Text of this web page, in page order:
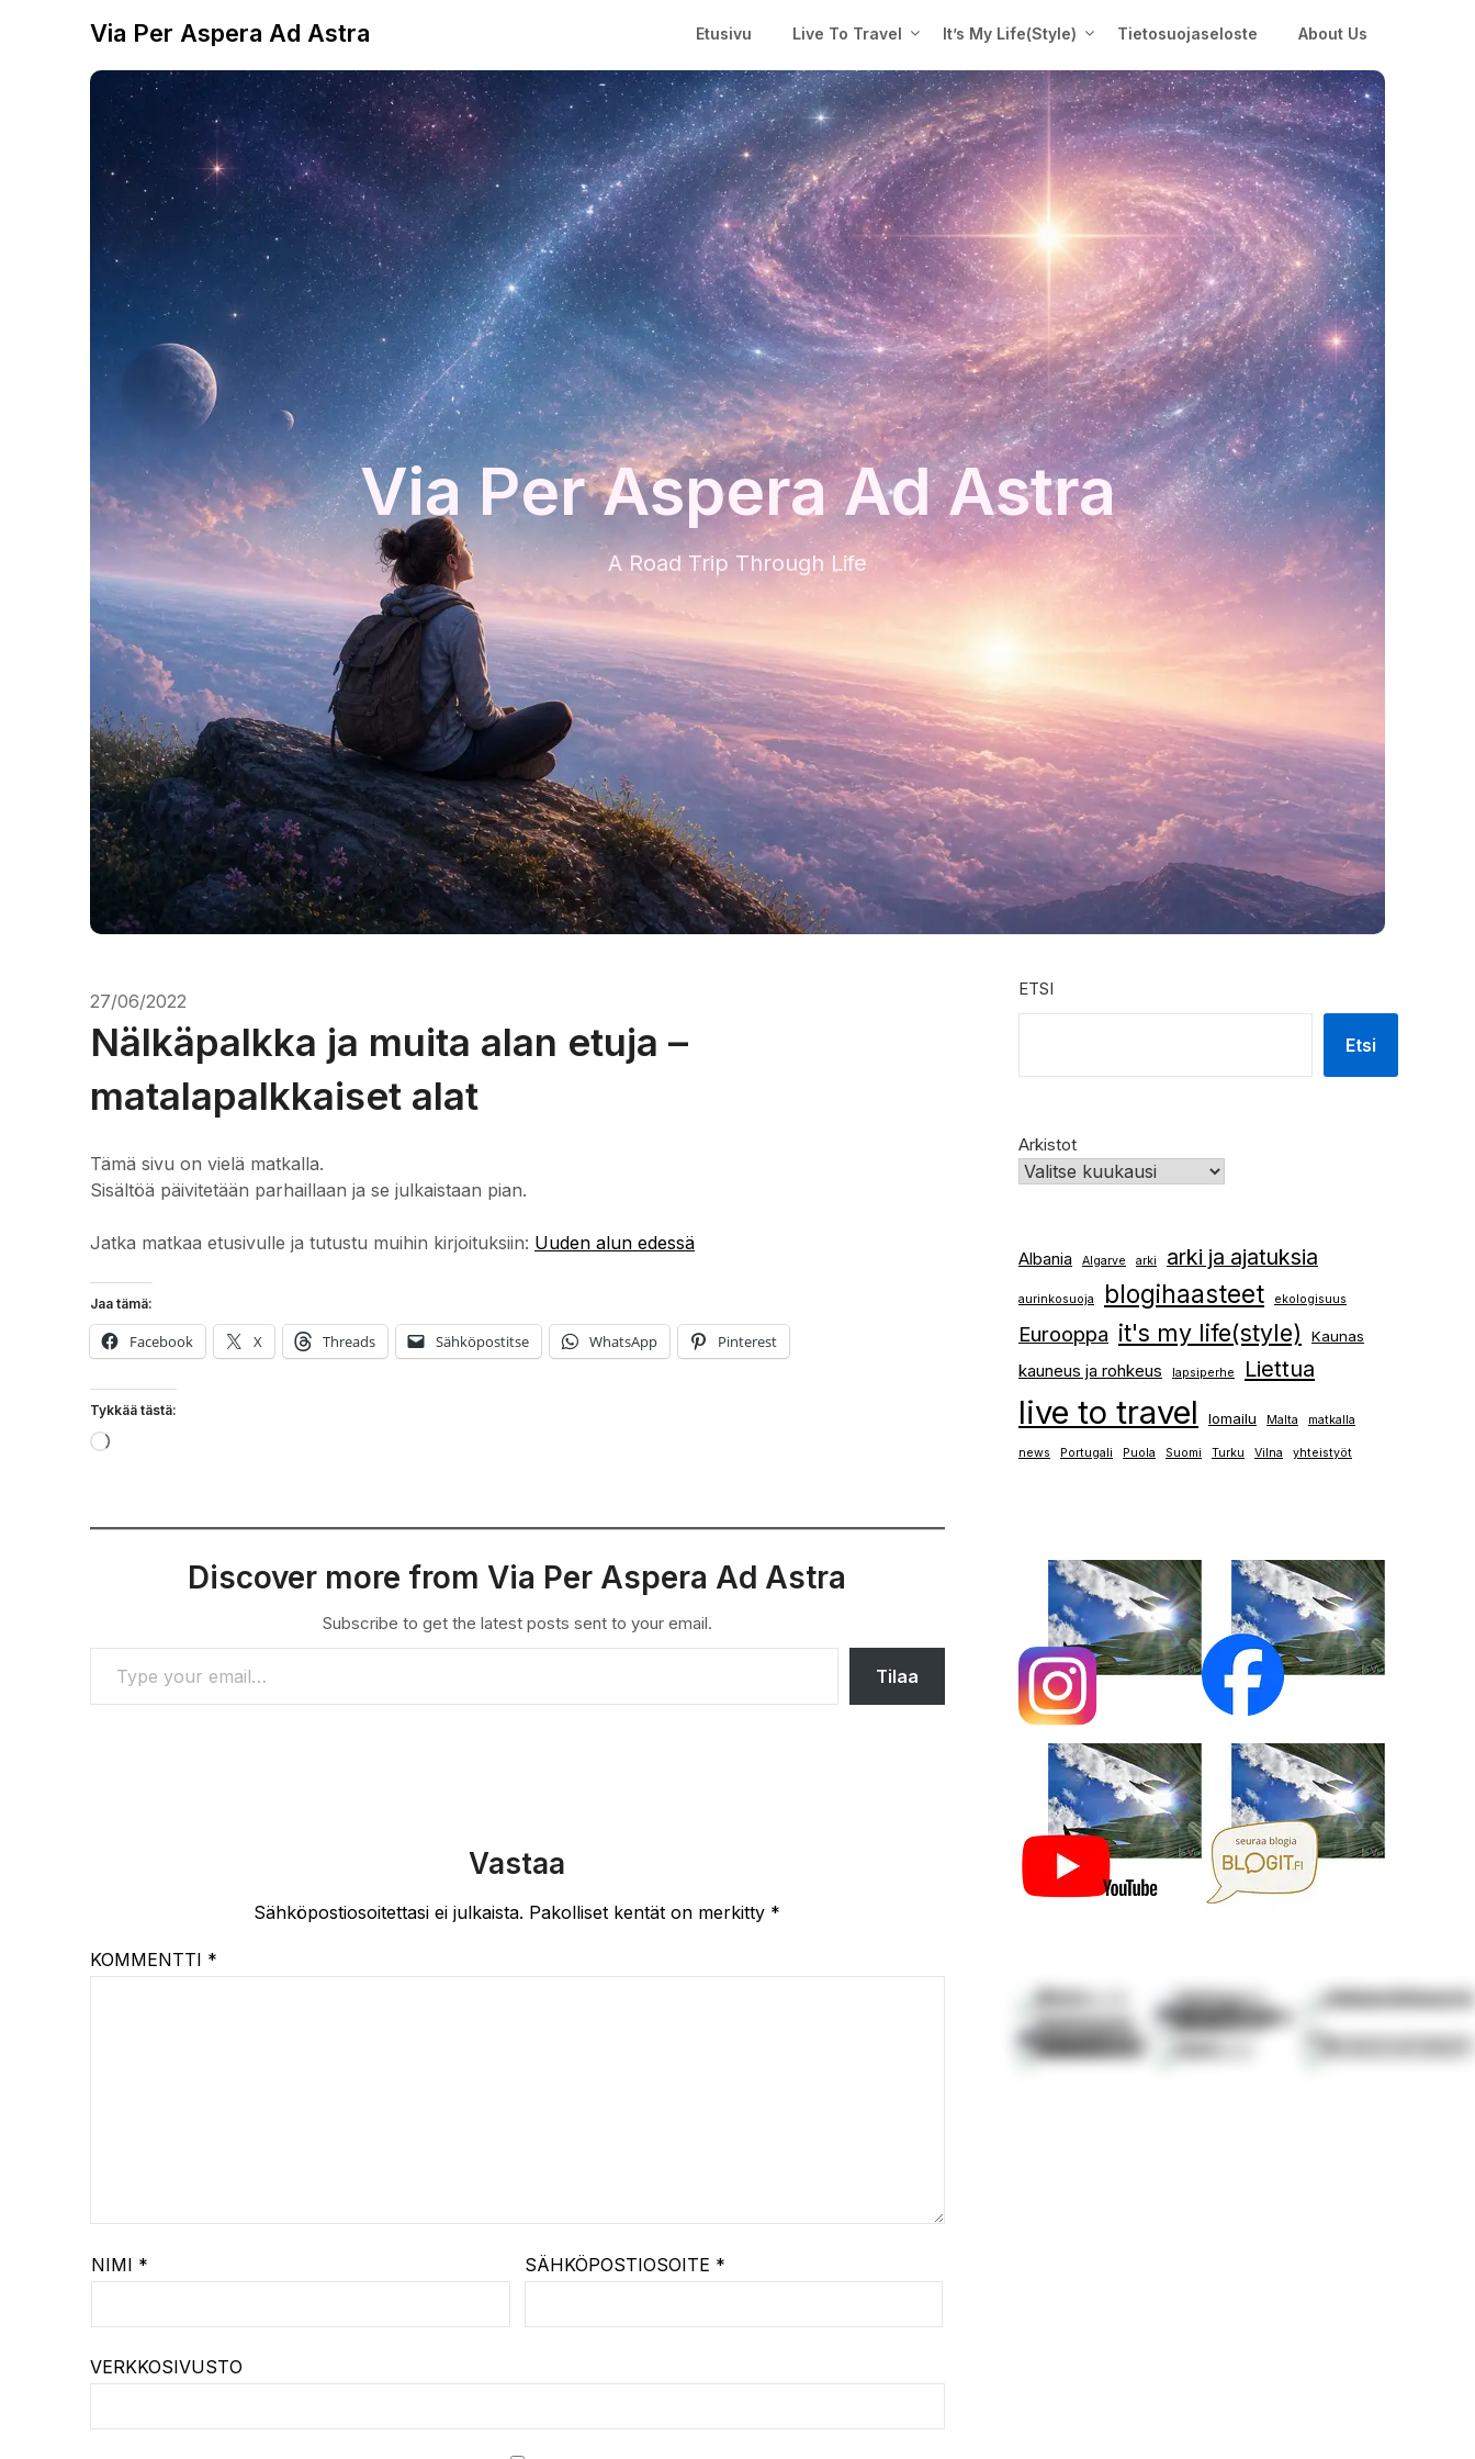
Via Per Aspera Ad Astra Etusivu Live To Travel It’s My Life(Style) Tietosuojaseloste About Us
Via Per Aspera Ad Astra
A Road Trip Through Life
27/06/2022
Nälkäpalkka ja muita alan etuja –
matalapalkkaiset alat
Tämä sivu on vielä matkalla.
Sisältöä päivitetään parhaillaan ja se julkaistaan pian.
Jatka matkaa etusivulle ja tutustu muihin kirjoituksiin: Uuden alun edessä
Jaa tämä:
Facebook X Threads Sähköpostitse WhatsApp Pinterest
Tykkää tästä:
Loading…
Discover more from Via Per Aspera Ad Astra
Subscribe to get the latest posts sent to your email.
TYPE YOUR EMAIL…
Tilaa
Vastaa
Sähköpostiosoitettasi ei julkaista. Pakolliset kentät on merkitty *
KOMMENTTI *
NIMI * SÄHKÖPOSTIOSOITE *
VERKKOSIVUSTO
ETSI
Etsi
Arkistot
Albania Algarve arki arki ja ajatuksia
aurinkosuoja blogihaasteet ekologisuus
Eurooppa it's my life(style) Kaunas
kauneus ja rohkeus lapsiperhe Liettua
live to travel lomailu Malta matkalla
news Portugali Puola Suomi Turku Vilna yhteistyöt